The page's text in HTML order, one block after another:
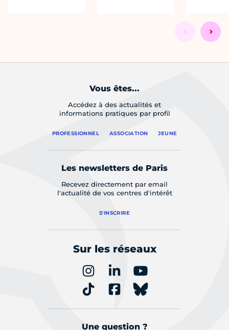
Vous êtes...
Accédez à des actualités et
informations pratiques par profil
PROFESSIONNEL ASSOCIATION JEUNE
Les newsletters de Paris
Recevez directement par email
l'actualité de vos centres d'intérêt
S'INSCRIRE
Sur les réseaux
Une question ?